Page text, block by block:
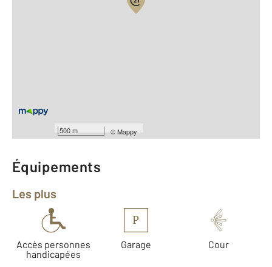
500 m ©Mappy
Type de construction : Traditionnelle
Année construction : 2014
Équipements
Les plus
Accès personnes
handicapées
P
Garage Cour